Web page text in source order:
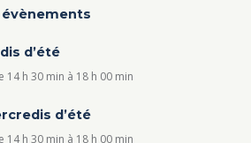
d’été
14 h 30 min à 18 h 00 min
d’été
14 h 30 min à 18 h 00 min